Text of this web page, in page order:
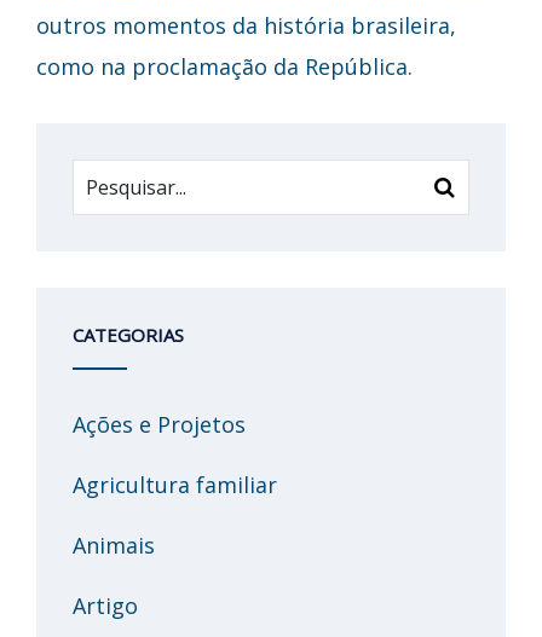
outros momentos da história brasileira,
como na proclamação da República.
CATEGORIAS
Ações e Projetos
Agricultura familiar
Animais
Artigo